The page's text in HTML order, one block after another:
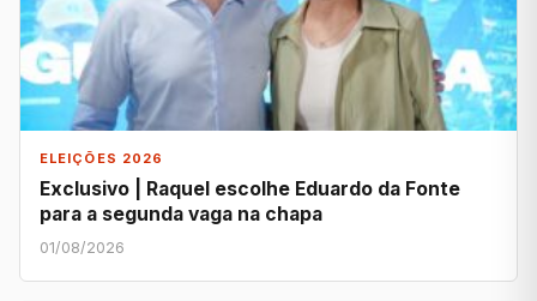
ELEIÇÕES 2026
Exclusivo | Raquel escolhe Eduardo da Fonte
para a segunda vaga na chapa
01/08/2026